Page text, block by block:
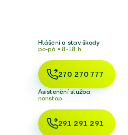
Hlášení a stav škody
po-pá • 8-18 h
270 270 777
Asistenční služba
nonstop
291 291 291